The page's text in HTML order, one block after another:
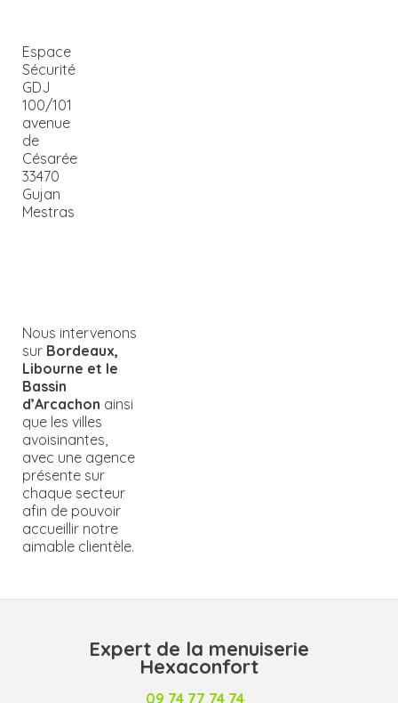
Espace
Sécurité
GDJ
100/101
avenue
de
Césarée
33470
Gujan
Mestras
Nous intervenons
sur Bordeaux,
Libourne et le
Bassin
d’Arcachon ainsi
que les villes
avoisinantes,
avec une agence
présente sur
chaque secteur
afin de pouvoir
accueillir notre
aimable clientèle.
Expert de la menuiserie
Hexaconfort
09 74 77 74 74